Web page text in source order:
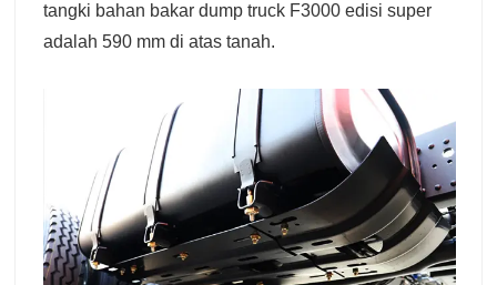
tangki bahan bakar dump truck F3000 edisi super
adalah 590 mm di atas tanah.